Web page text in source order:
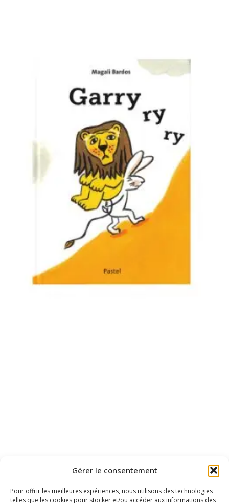
Gérer le consentement
Pour offrir les meilleures expériences, nous utilisons des technologies
telles que les cookies pour stocker et/ou accéder aux informations des